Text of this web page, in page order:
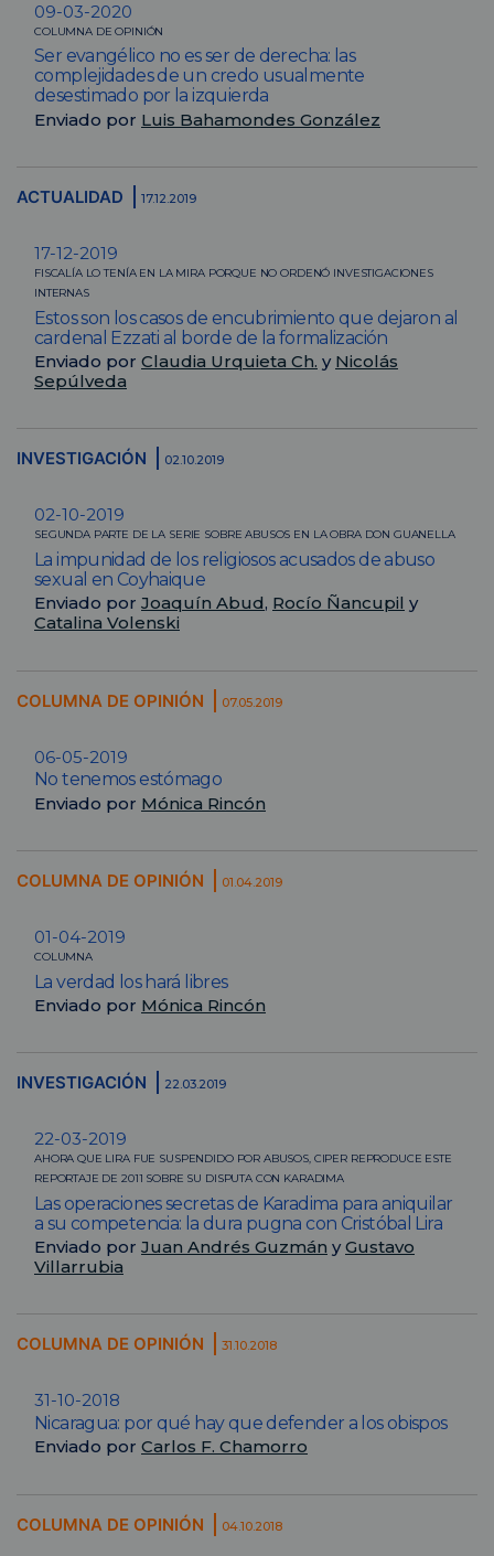
09-03-2020
COLUMNA DE OPINIÓN
Ser evangélico no es ser de derecha: las
complejidades de un credo usualmente
desestimado por la izquierda
Enviado por Luis Bahamondes González
ACTUALIDAD 17.12.2019
17-12-2019
FISCALÍA LO TENÍA EN LA MIRA PORQUE NO ORDENÓ INVESTIGACIONES
INTERNAS
Estos son los casos de encubrimiento que dejaron al
cardenal Ezzati al borde de la formalización
Enviado por Claudia Urquieta Ch. y Nicolás
Sepúlveda
INVESTIGACIÓN 02.10.2019
02-10-2019
SEGUNDA PARTE DE LA SERIE SOBRE ABUSOS EN LA OBRA DON GUANELLA
La impunidad de los religiosos acusados de abuso
sexual en Coyhaique
Enviado por Joaquín Abud, Rocío Ñancupil y
Catalina Volenski
COLUMNA DE OPINIÓN 07.05.2019
06-05-2019
No tenemos estómago
Enviado por Mónica Rincón
COLUMNA DE OPINIÓN 01.04.2019
01-04-2019
COLUMNA
La verdad los hará libres
Enviado por Mónica Rincón
INVESTIGACIÓN 22.03.2019
22-03-2019
AHORA QUE LIRA FUE SUSPENDIDO POR ABUSOS, CIPER REPRODUCE ESTE
REPORTAJE DE 2011 SOBRE SU DISPUTA CON KARADIMA
Las operaciones secretas de Karadima para aniquilar
a su competencia: la dura pugna con Cristóbal Lira
Enviado por Juan Andrés Guzmán yGustavo
Villarrubia
COLUMNA DE OPINIÓN 31.10.2018
31-10-2018
Nicaragua: por qué hay que defender a los obispos
Enviado por Carlos F. Chamorro
COLUMNA DE OPINIÓN 04.10.2018